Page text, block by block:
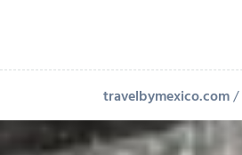
travelbymexico.com